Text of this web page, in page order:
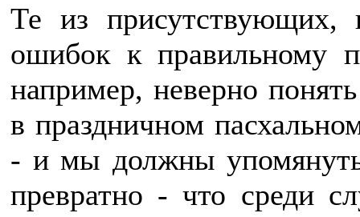
Те из
ошибок к правильному
например, неверно
в праздничном
- и мы должны
превратно - что среди